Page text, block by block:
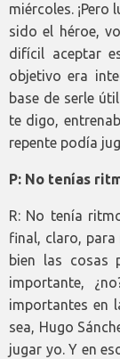
miércoles. ¡Pero
sido el héroe,
difícil aceptar
objetivo era
base de serle
te digo,
repente podía
P: No tenías
R: No tenía
final, claro, para
bien las cosas
importante,
importantes en
sea, Hugo
jugar yo. Y en